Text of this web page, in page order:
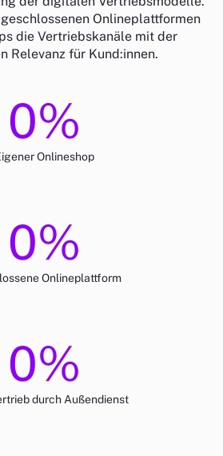
Onlineplattformen
die Vertriebskanäle mit der
Relevanz für Kund:innen.
0%
Onlineshop
0%
Onlineplattform
0%
durch Außendienst